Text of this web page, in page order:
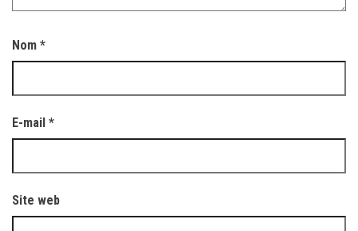
Nom *
E-mail *
Site web